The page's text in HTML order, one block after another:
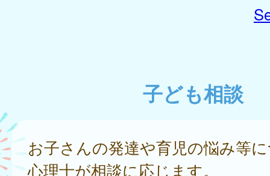
子ども相談
お子さんの発達や育児の悩み等
心理士が相談に応じます。